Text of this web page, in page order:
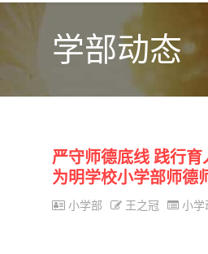
学部动态
严守师德底线 践行
为明学校小学部师德
小学部 王之冠 小学